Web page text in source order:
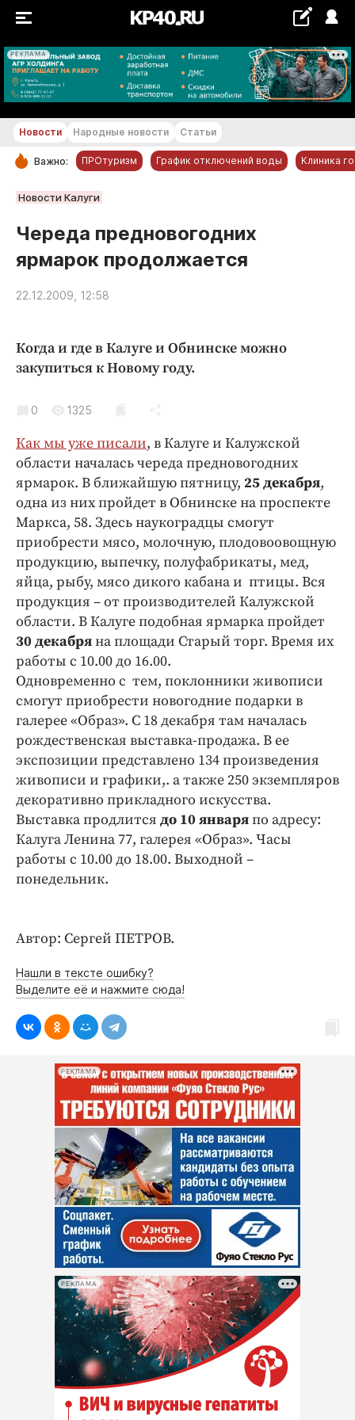
РЕКЛАМА
+24...+25 °С
РУБРИКИ
Новости компаний
Статьи
Народные новости
Благоустройство
Криминал
Недвижимость и ЖКХ
Образование
Общество
Погода
Праздники
Происшествия
Спорт
Экономика и бизнес
ПРОЕКТЫ
Блоги
Издания
Медиаперсона
Интересное чтиво
Клиника года
Бренд года
Работодатель года
Новости Народные новости Статьи
Важно: ПРОтуризм График отключений воды Клиника
Новости Калуги
Череда предновогодних
ярмарок продолжается
22.12.2009, 12:58
Когда и где в Калуге и Обнинске можно
закупиться к Новому году.
0 1325
Как мы уже писали, в Калуге и Калужской
области началась череда предновогодних
ярмарок. В ближайшую пятницу, 25 декабря,
одна из них пройдет в Обнинске на проспекте
Маркса, 58. Здесь наукоградцы смогут
приобрести мясо, молочную, плодовоовощную
продукцию, выпечку, полуфабрикаты, мед,
яйца, рыбу, мясо дикого кабана и птицы. Вся
продукция – от производителей Калужской
области. В Калуге подобная ярмарка пройдет
30 декабряна площади Старый торг. Время их
работы с 10.00 до 16.00.
Одновременно с тем, поклонники живописи
смогут приобрести новогодние подарки в
галерее «Образ». С 18 декабря там началась
рождественская выставка-продажа. В ее
экспозиции представлено 134 произведения
живописи и графики,. а также 250 экземпляров
декоративно прикладного искусства.
Выставка продлится до 10 январяпо адресу:
Калуга Ленина 77, галерея «Образ». Часы
работы с 10.00 до 18.00. Выходной –
понедельник.
Автор: Сергей ПЕТРОВ.
Нашли в тексте ошибку?
Выделите её и нажмите сюда!
РЕКЛАМА
РЕКЛАМА